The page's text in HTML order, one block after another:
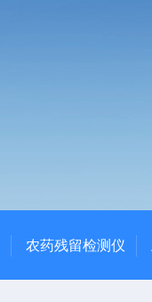
农药残留检测仪